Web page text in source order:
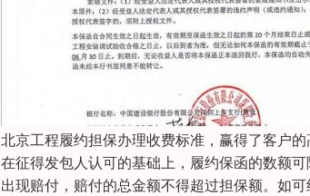
北京工程履约担保办理收费标准，赢得了客户
在征得发包人认可的基础上，履约保函的数额
出现赔付，赔付的总金额不得超过担保额。如